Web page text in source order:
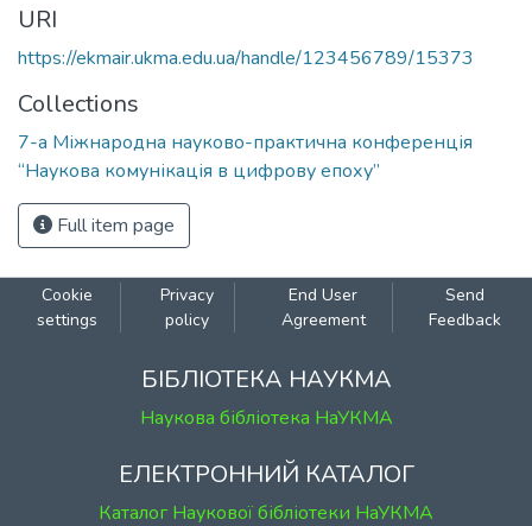
URI
https://ekmair.ukma.edu.ua/handle/123456789/15373
Collections
7-а Міжнародна науково-практична конференція
“Наукова комунікація в цифрову епоху”
Full item page
Cookie
settings
Privacy
policy
End User
Agreement
Send
Feedback
БІБЛІОТЕКА НАУКМА
Наукова бібліотека НаУКМА
ЕЛЕКТРОННИЙ КАТАЛОГ
Каталог Наукової бібліотеки НаУКМА